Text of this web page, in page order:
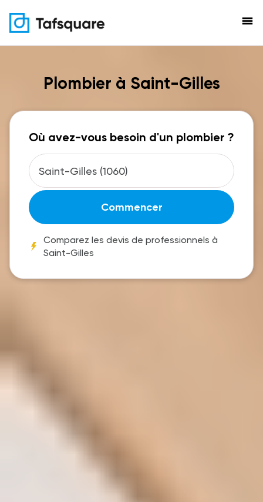
menu
Plombier à Saint-Gilles
Où avez-vous besoin d'un plombier ?
Commencer
Comparez les devis de professionnels à
Saint-Gilles